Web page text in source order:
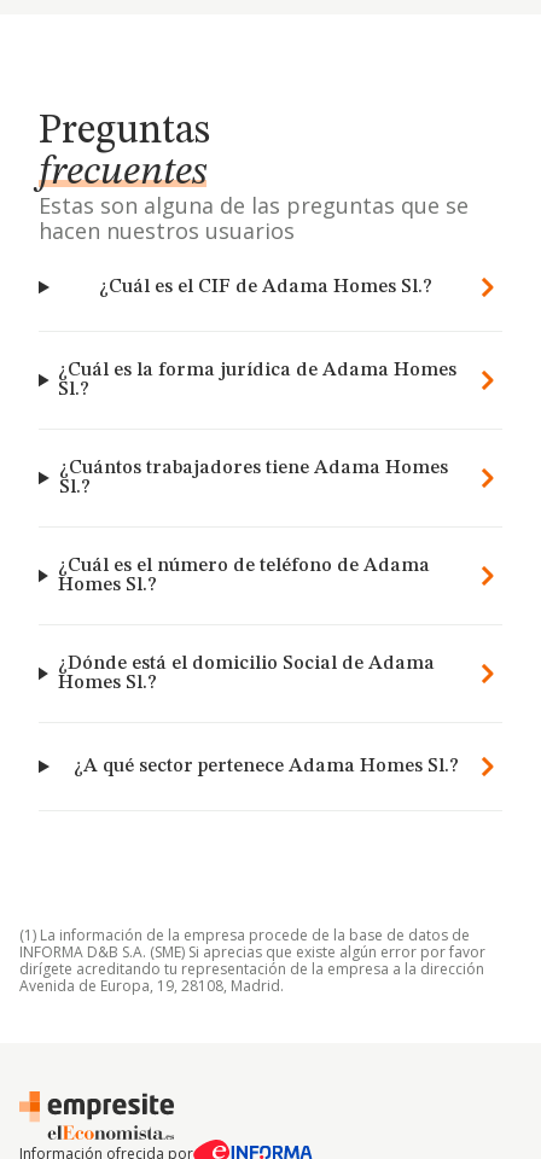
Preguntas
frecuentes
Estas son alguna de las preguntas que se
hacen nuestros usuarios
¿Cuál es el CIF de Adama Homes Sl.?
¿Cuál es la forma jurídica de Adama Homes
Sl.?
¿Cuántos trabajadores tiene Adama Homes
Sl.?
¿Cuál es el número de teléfono de Adama
Homes Sl.?
¿Dónde está el domicilio Social de Adama
Homes Sl.?
¿A qué sector pertenece Adama Homes Sl.?
(1) La información de la empresa procede de la base de datos de
INFORMA D&B S.A. (SME) Si aprecias que existe algún error por favor
dirígete acreditando tu representación de la empresa a la dirección
Avenida de Europa, 19, 28108, Madrid.
Información ofrecida por